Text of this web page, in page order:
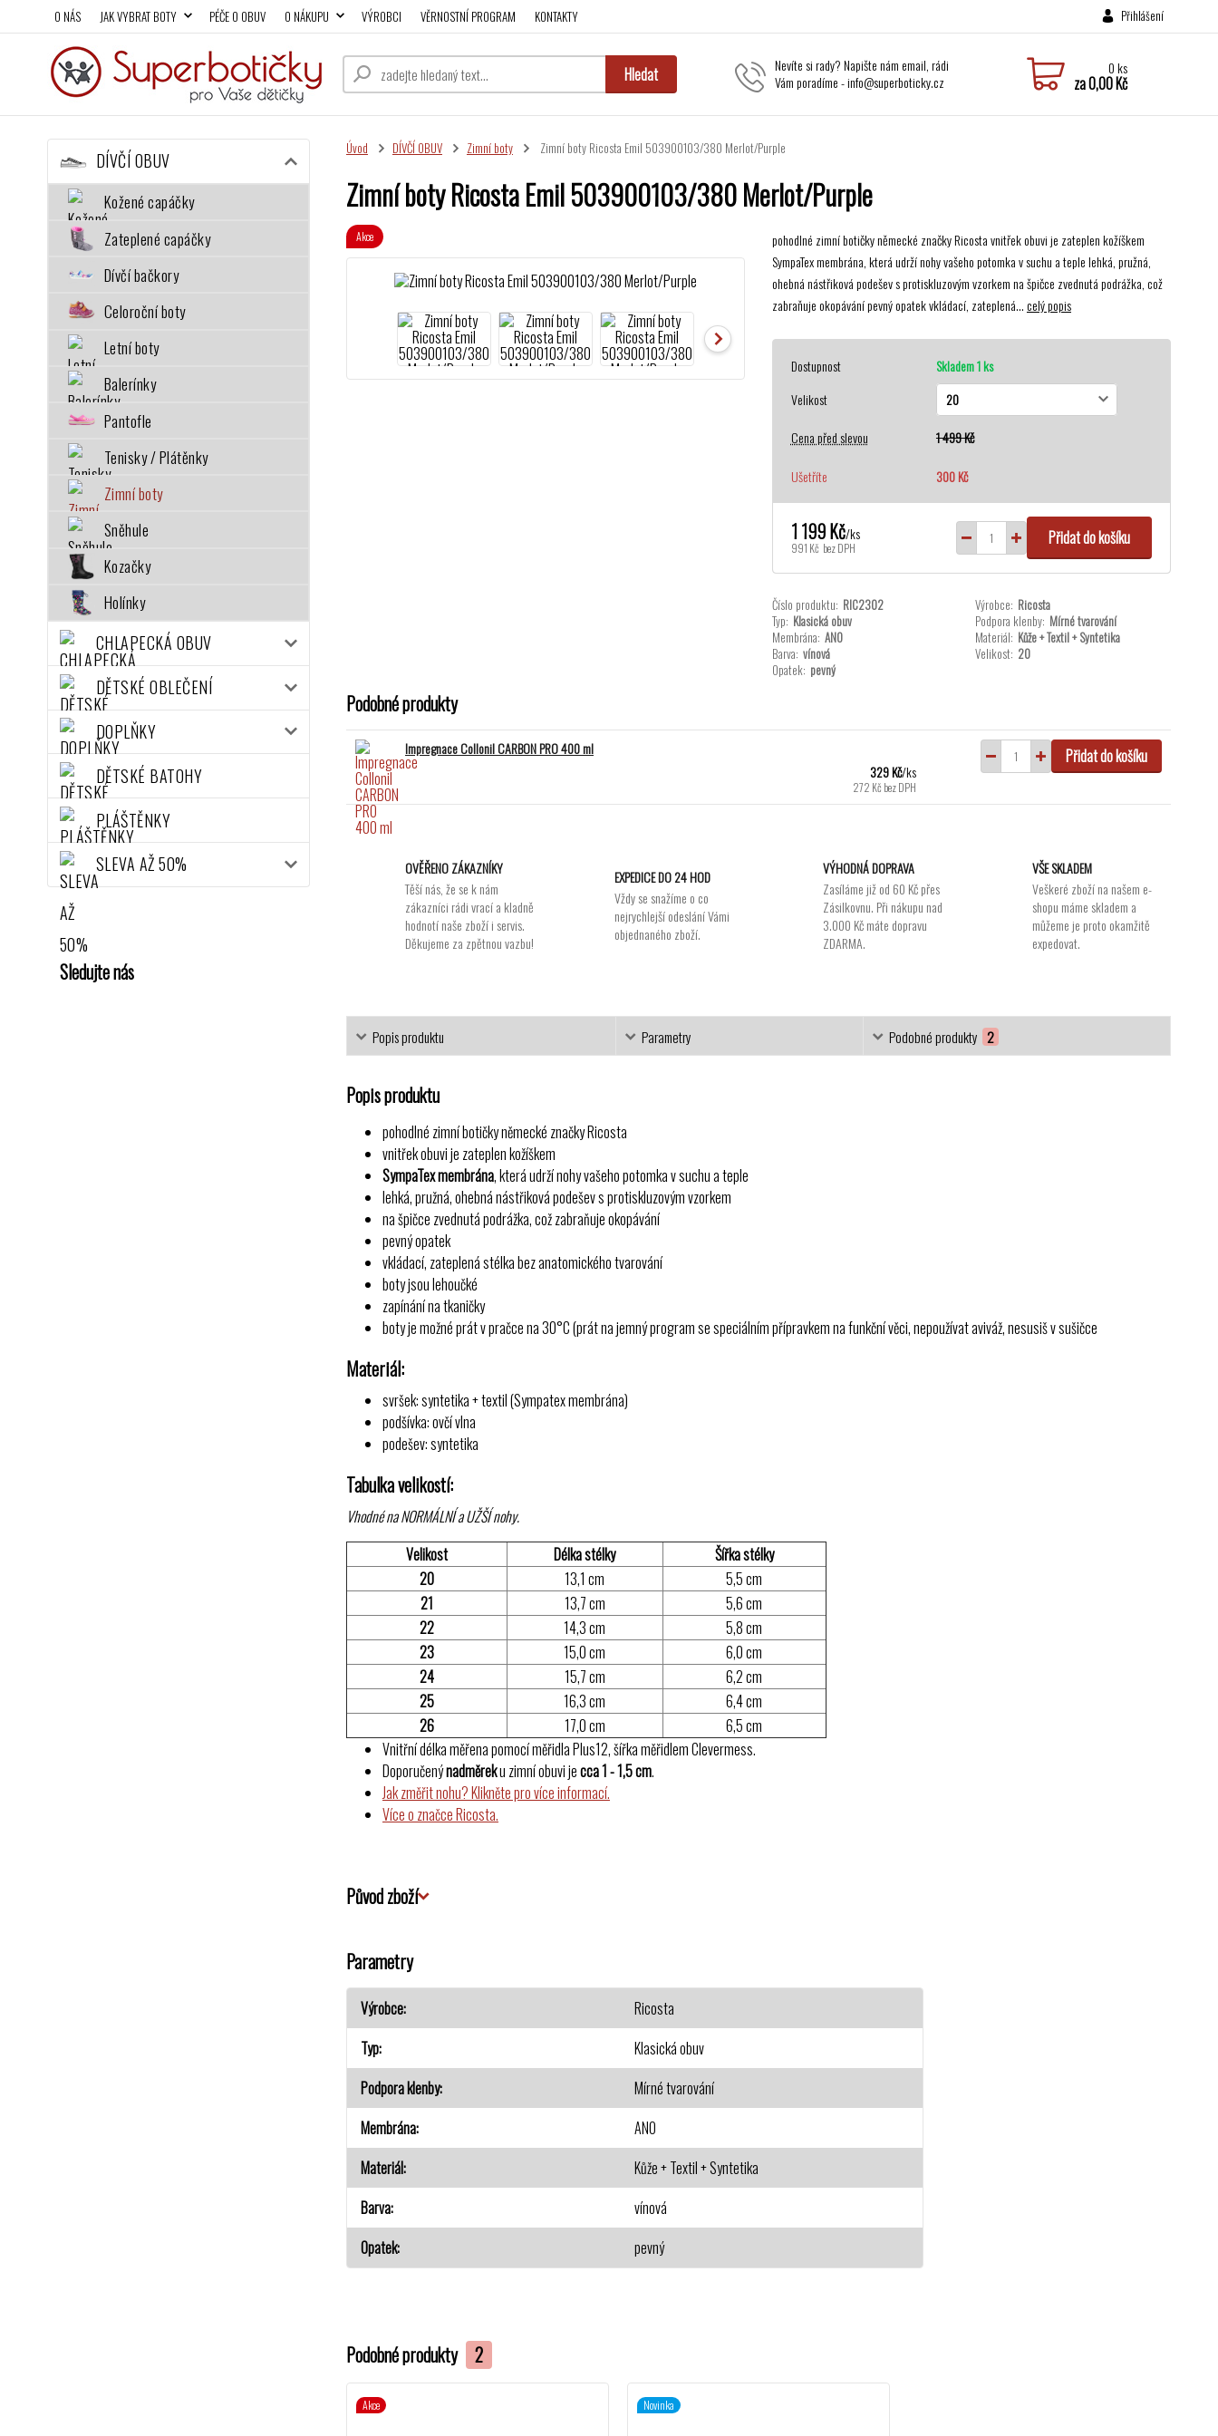
O NÁS JAK VYBRAT BOTY PÉČE O OBUV O NÁKUPU VÝROBCI VĚRNOSTNÍ PROGRAM KONTAKTY Přihlášení
Hledat
Nevíte si rady? Napište nám email, rádi
Vám poradíme - info@superboticky.cz
0ks
za0,00 Kč
DÍVČÍ OBUV
Kožené capáčky
Zateplené capáčky
Dívčí bačkory
Celoroční boty
Letní boty
Balerínky
Pantofle
Tenisky / Plátěnky
Zimní boty
Sněhule
Kozačky
Holínky
CHLAPECKÁ OBUV
DĚTSKÉ OBLEČENÍ
DOPLŇKY
DĚTSKÉ BATOHY
PLÁŠTĚNKY
SLEVA AŽ 50%
Sledujte nás
Úvod DÍVČÍ OBUV Zimní boty Zimní boty Ricosta Emil 503900103/380 Merlot/Purple
Zimní boty Ricosta Emil 503900103/380 Merlot/Purple
Akce
pohodlné zimní botičky německé značky Ricosta vnitřek obuvi je zateplen kožíškem
SympaTex membrána, která udrží nohy vašeho potomka v suchu a teple lehká, pružná,
ohebná nástřiková podešev s protiskluzovým vzorkem na špičce zvednutá podrážka, což
zabraňuje okopávání pevný opatek vkládací, zateplená...celý popis
Dostupnost
Skladem 1 ks
Velikost
Cena před slevou
1 499 Kč
Ušetříte 300 Kč
1 199 Kč/ks
991 Kč bez DPH Přidat do košíku
Číslo produktu: RIC2302 Výrobce: Ricosta
Typ: Klasická obuv Podpora klenby: Mírné tvarování
Membrána: ANO Materiál: Kůže + Textil + Syntetika
Barva: vínová Velikost: 20
Opatek: pevný
Podobné produkty
Impregnace Collonil CARBON PRO 400 ml
329 Kč/ks
272 Kč bez DPH
Přidat do košíku
OVĚŘENO ZÁKAZNÍKY
Těší nás, že se k nám
zákazníci rádi vrací a kladně
hodnotí naše zboží i servis.
Děkujeme za zpětnou vazbu!
EXPEDICE DO 24 HOD
Vždy se snažíme o co
nejrychlejší odeslání Vámi
objednaného zboží.
VÝHODNÁ DOPRAVA
Zasíláme již od 60 Kč přes
Zásilkovnu. Při nákupu nad
3.000 Kč máte dopravu
ZDARMA.
VŠE SKLADEM
Veškeré zboží na našem e-
shopu máme skladem a
můžeme je proto okamžitě
expedovat.
Popis produktu Parametry Podobné produkty 2
Popis produktu
pohodlné zimní botičky německé značky Ricosta
vnitřek obuvi je zateplen kožíškem
SympaTex membrána, která udrží nohy vašeho potomka v suchu a teple
lehká, pružná, ohebná nástřiková podešev s protiskluzovým vzorkem
na špičce zvednutá podrážka, což zabraňuje okopávání
pevný opatek
vkládací, zateplená stélka bez anatomického tvarování
boty jsou lehoučké
zapínání na tkaničky
boty je možné prát v pračce na 30°C (prát na jemný program se speciálním přípravkem na funkční věci, nepoužívat aviváž, nesusiš v sušičce
Materiál:
svršek: syntetika + textil (Sympatex membrána)
podšívka: ovčí vlna
podešev: syntetika
Tabulka velikostí:
Vhodné na NORMÁLNÍ a UŽŠÍ nohy.
Velikost
Délka stélky
Šířka stélky
20
13,1 cm
5,5 cm
21
13,7 cm
5,6 cm
22
14,3 cm
5,8 cm
23
15,0 cm
6,0 cm
24
15,7 cm
6,2 cm
25
16,3 cm
6,4 cm
26
17,0 cm
6,5 cm
Vnitřní délka měřena pomocí měřidla Plus12, šířka měřidlem Clevermess.
Doporučenýnadměreku zimní obuvi jecca 1 - 1,5 cm.
Jak změřit nohu? Klikněte pro více informací.
Více o značce Ricosta.
Původ zboží
Parametry
Výrobce
Ricosta
Typ
Klasická obuv
Podpora klenby
Mírné tvarování
Membrána
ANO
Materiál
Kůže + Textil + Syntetika
Barva
vínová
Opatek
pevný
Podobné produkty 2
Akce Novinka